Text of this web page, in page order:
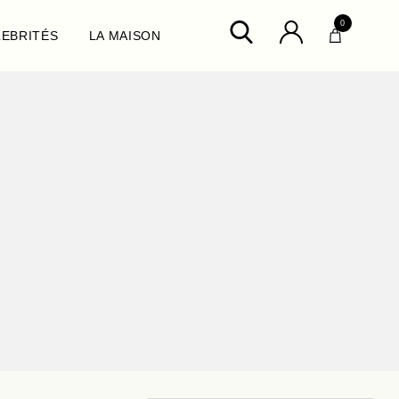
LA MAISON
0